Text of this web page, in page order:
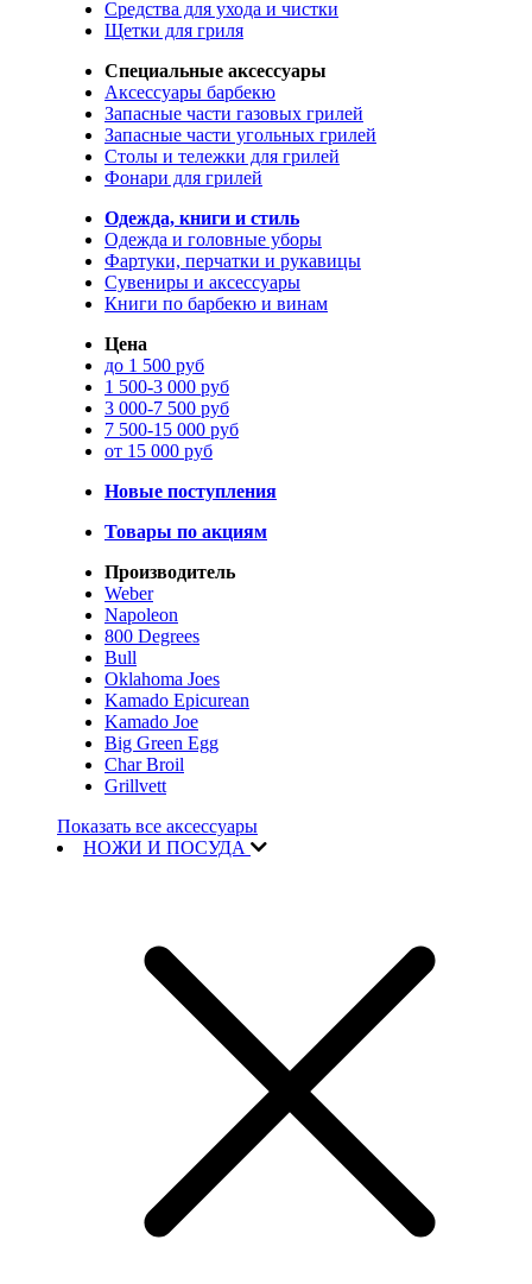
Средства для ухода и чистки
Щетки для гриля
Специальные аксессуары
Аксессуары барбекю
Запасные части газовых грилей
Запасные части угольных грилей
Столы и тележки для грилей
Фонари для грилей
Одежда, книги и стиль
Одежда и головные уборы
Фартуки, перчатки и рукавицы
Сувениры и аксессуары
Книги по барбекю и винам
Цена
до 1 500 руб
1 500-3 000 руб
3 000-7 500 руб
7 500-15 000 руб
от 15 000 руб
Новые поступления
Товары по акциям
Производитель
Weber
Napoleon
800 Degrees
Bull
Oklahoma Joes
Kamado Epicurean
Kamado Joe
Big Green Egg
Char Broil
Grillvett
Показать все аксессуары
НОЖИ И ПОСУДА